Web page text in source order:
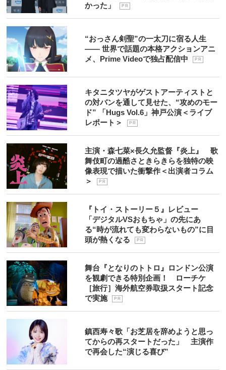
かった」
P R
“おっさん剣聖”の一太刀に宿る人生
―― 世界で話題の本格アクションアニ
メ、Prime Videoで独占配信中
P R
キタニタツヤがゲストアーティストと
の対バンを通して見せた、“攻めのモー
ド” 「Hugs Vol.6」神戸公演＜ライブ
レポート＞
P R
主演・森七菜×長久允監督『炎上』 歌
舞伎町の過酷さときらきらを独特の映
像表現で描いた衝撃作＜出演者コラム
＞
P R
『トイ・ストーリー５』レビュー
「デジタルVSおもちゃ」の先にあ
る“時が流れても変わらないもの”に目
頭が熱くなる
P R
舞台『となりのトトロ』ロンドン公演
を観劇できる特別企画！ ローチケ
［旅行］海外航空券取扱スタート記念
で実施
P R
鎮西寿々歌「お芝居を辞めようと思っ
てからの再スタートだった」 主演作
で再会した“演じる喜び”